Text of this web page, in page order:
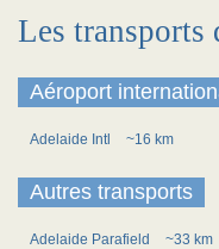
Les transports
Aéroport
Adelaide Intl ~16 km
Autres transports
Adelaide Parafield
~33 km